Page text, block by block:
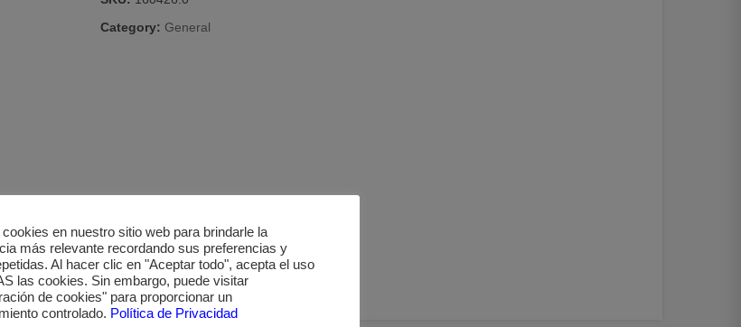
quantity
Category: General
en nuestro sitio web para brindarle la
más relevante recordando sus preferencias y
Al hacer clic en "Aceptar todo", acepta el uso
las cookies. Sin embargo, puede visitar
de cookies" para proporcionar un
controlado. Política de Privacidad